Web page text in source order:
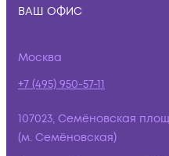
ВАШ ОФИС
Москва
+7 (495) 950-57-11
107023, Семёновская
(м. Семёновская)